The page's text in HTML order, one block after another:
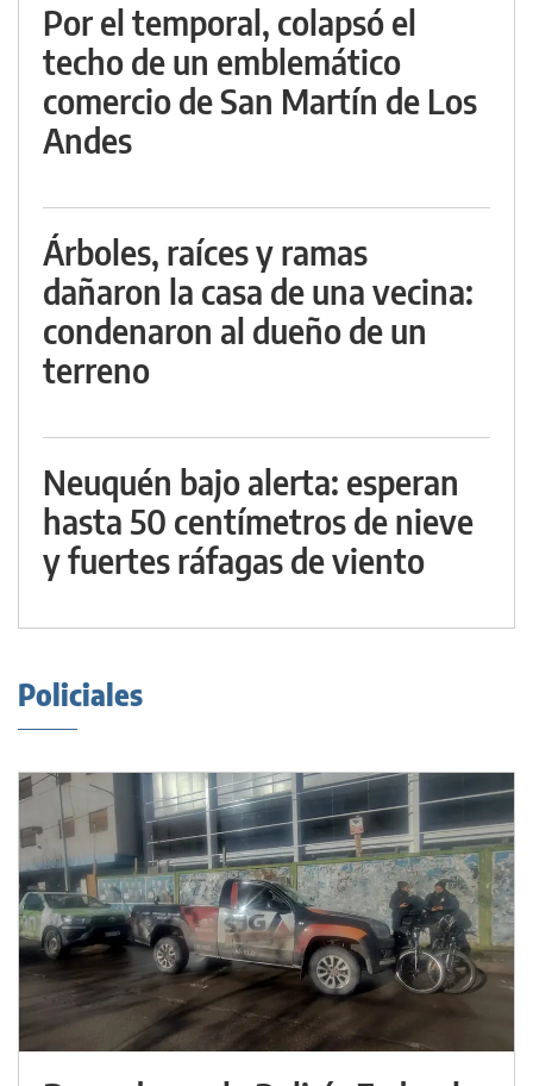
Por el temporal, colapsó el
techo de un emblemático
comercio de San Martín de Los
Andes
Árboles, raíces y ramas
dañaron la casa de una vecina:
condenaron al dueño de un
terreno
Neuquén bajo alerta: esperan
hasta 50 centímetros de nieve
y fuertes ráfagas de viento
Policiales